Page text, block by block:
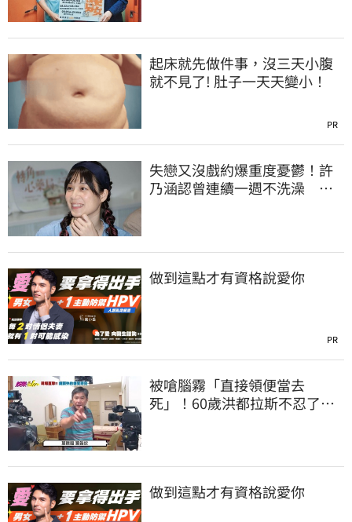
起床就先做件事，沒三天小腹
就不見了! 肚子一天天變小！
PR
失戀又沒戲約爆重度憂鬱！許
乃涵認曾連續一週不洗澡 每
做到這點才有資格說愛你
PR
被嗆腦霧「直接領便當去
死」！60歲洪都拉斯不忍了
做到這點才有資格說愛你